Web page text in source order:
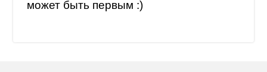
может быть первым :)